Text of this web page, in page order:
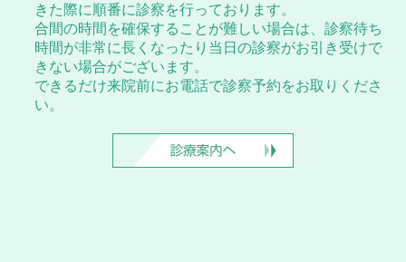
きた際に順番に診察を行っております。
合間の時間を確保することが難しい場合は、診察待ち
時間が非常に長くなったり当日の診察がお引き受けで
きない場合がございます。
できるだけ来院前にお電話で診察予約をお取りくださ
い。